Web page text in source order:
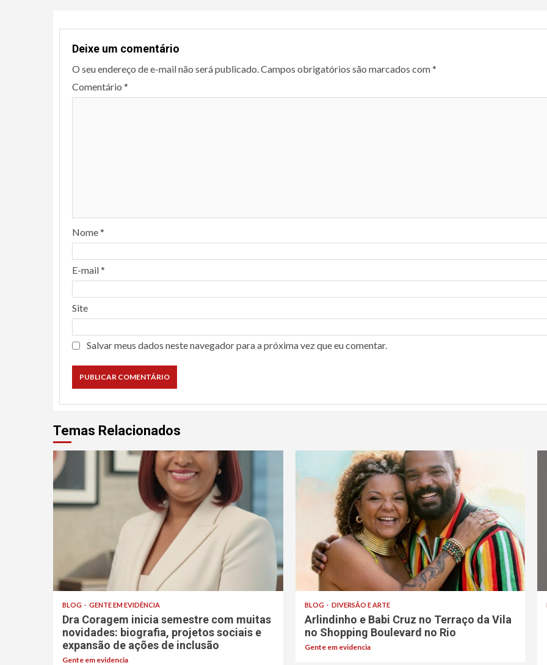
Deixe um comentário
O seu endereço de e-mail não será publicado. Campos obrigatórios são marcados com*
Comentário *
Nome*
E-mail*
Site
Salvar meus dados neste navegador para a próxima vez que eu comentar.
Temas Relacionados
BLOG GENTE EM EVIDÊNCIA
Dra Coragem inicia semestre com muitas
novidades: biografia, projetos sociais e
expansão de ações de inclusão
Gente em evidencia
BLOG DIVERSÃO E ARTE
Arlindinho e Babi Cruz no Terraço da Vila
no Shopping Boulevard no Rio
Gente em evidencia